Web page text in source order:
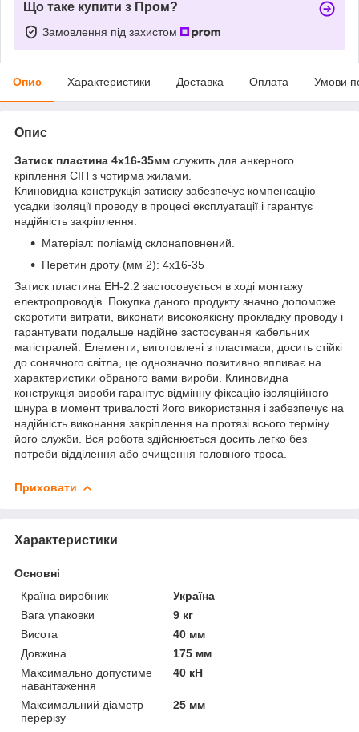
Що таке купити з Пром?
Замовлення під захистом
Опис Характеристики Доставка Оплата Умови
Опис
Затиск пластина 4х16-35мм служить для анкерного
кріплення СІП з чотирма жилами.
Клиновидна конструкція затиску забезпечує компенсацію
усадки ізоляції проводу в процесі експлуатації і гарантує
надійність закріплення.
Матеріал: поліамід склонаповнений.
Перетин дроту (мм 2): 4х16-35
Затиск пластина EH-2.2 застосовується в ході монтажу
електропроводів. Покупка даного продукту значно допоможе
скоротити витрати, виконати високоякісну прокладку проводу і
гарантувати подальше надійне застосування кабельних
магістралей. Елементи, виготовлені з пластмаси, досить стійкі
до сонячного світла, це однозначно позитивно впливає на
характеристики обраного вами вироби. Клиновидна
конструкція вироби гарантує відмінну фіксацію ізоляційного
шнура в момент тривалості його використання і забезпечує на
надійність виконання закріплення на протязі всього терміну
його служби. Вся робота здійснюється досить легко без
потреби відділення або очищення головного троса.
Приховати
Характеристики
Основні
Країна виробник
Україна
Вага упаковки
9 кг
Висота
40 мм
Довжина
175 мм
Максимально допустиме
навантаження
40 кН
Максимальний діаметр
перерізу
25 мм